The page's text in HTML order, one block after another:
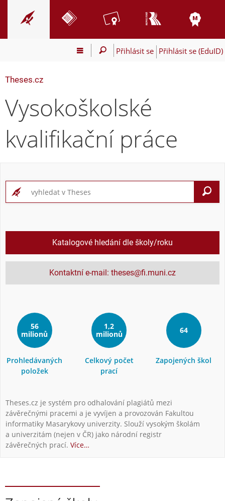
Přihlásit se Přihlásit se (EduID)
Theses.cz
Vysokoškolské
kvalifikační práce
Katalogové hledání dle školy/roku
Kontaktní e-mail: theses@fi.muni.cz
56
milionů
Prohledávaných
položek
1,2
milionů
Celkový počet
prací
64
Zapojených škol
Theses.cz je systém pro odhalování plagiátů mezi
závěrečnými pracemi a je vyvíjen a provozován Fakultou
informatiky Masarykovy univerzity. Slouží vysokým školám
a univerzitám (nejen v ČR) jako národní registr
závěrečných prací. Více…